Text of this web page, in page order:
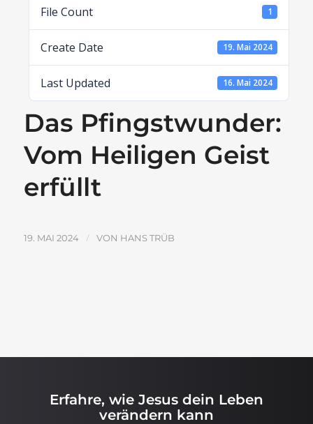
File Count 1
Create Date 19. Mai 2024
Last Updated 16. Mai 2024
Das Pfingstwunder:
Vom Heiligen Geist
erfüllt
19. MAI 2024 / VON HANS TRÜB
Erfahre, wie Jesus dein Leben
verändern kann